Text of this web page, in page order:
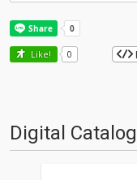
Like! 0
Digital Catalog